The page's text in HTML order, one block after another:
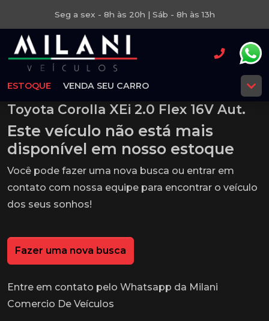
Seg a sex - 8h às 20h | Sáb - 8h às 13h
ESTOQUE VENDA SEU CARRO
Toyota Corolla XEi 2.0 Flex 16V Aut.
Este veículo não está mais
disponível em nosso estoque
Você pode fazer uma nova busca ou entrar em
contato com nossa equipe para encontrar o veículo
dos seus sonhos!
Fazer uma nova busca
Entre em contato pelo Whatsapp da Milani
Comercio De Veículos